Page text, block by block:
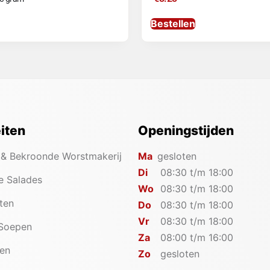
Bestellen
Bekroonde Worstmakerij
Salades
Openingstijden
Ma gesloten
Di
08:30 t/m 18:00
Wo 08:30 t/m 18:00
Do
08:30 t/m 18:00
Vr
08:30 t/m 18:00
Za
08:00 t/m 16:00
Zo
gesloten